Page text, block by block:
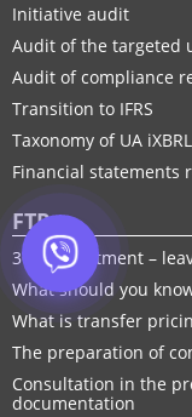
Initiative audit
Audit of the targeted
Audit of compliance
Transition to IFRS
Taxonomy of UA
Financial statements
FTP
30% adjustment –
What should you
What is transfer
The preparation of
Consultation in the
documentation